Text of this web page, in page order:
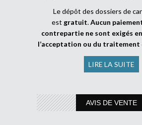
Le dépôt des dossiers de
est gratuit.Aucun
contrepartie ne sont exigés
l’acceptation ou du traitement
LIRE LA SUITE
AVIS DE VENTE